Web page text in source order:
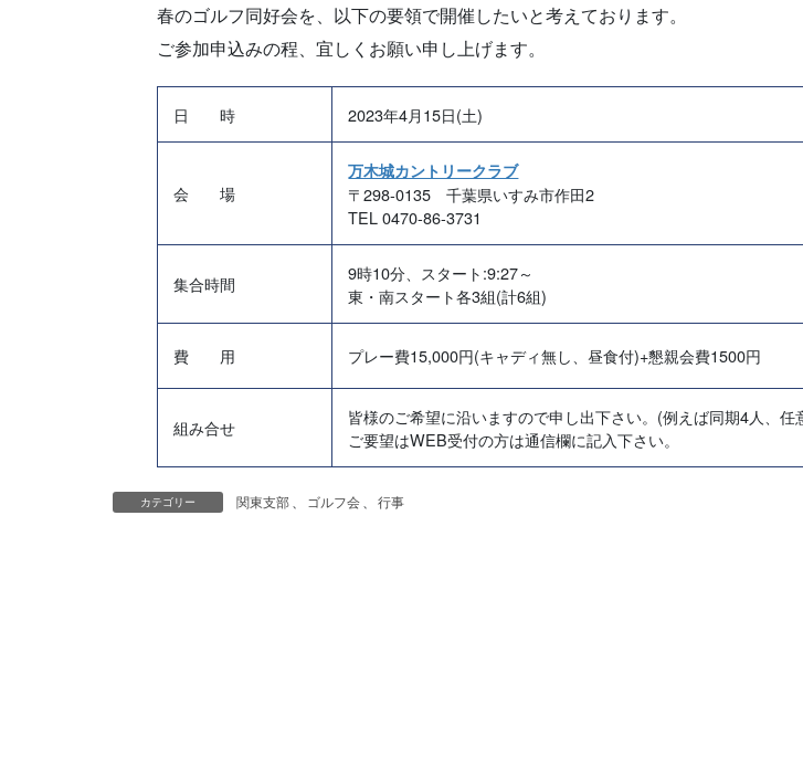
春のゴルフ同好会を、以下の要領で開催したいと考えております。
ご参加申込みの程、宜しくお願い申し上げます。
日 時 2023年4月15日(土)
会 場
万木城カントリークラブ
〒298-0135 千葉県いすみ市作田2
TEL 0470-86-3731
集合時間
9時10分、スタート:9:27～
東・南スタート各3組(計6組)
費 用 プレー費15,000円(キャディ無し、昼食付)+懇親会費1500円
組み合せ
皆様のご希望に沿いますので申し出下さい。(例えば同期4人、任
ご要望はWEB受付の方は通信欄に記入下さい。
カテゴリー 関東支部 ゴルフ会 行事